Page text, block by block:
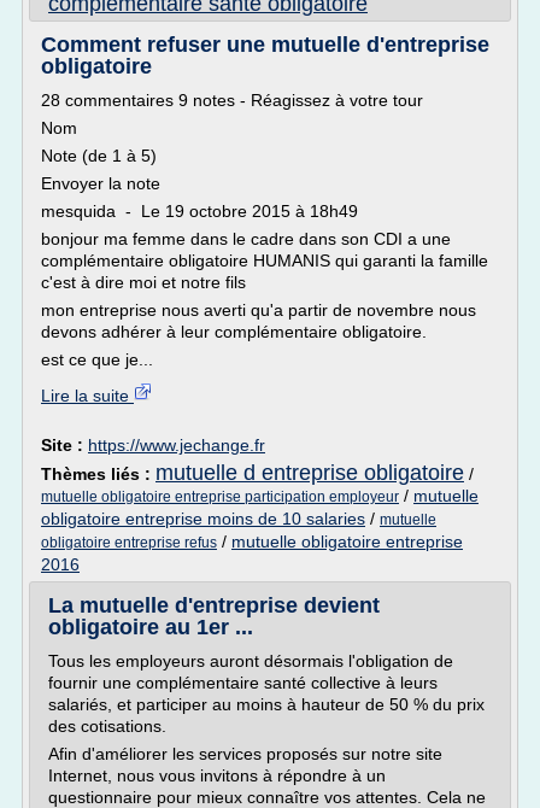
Comment refuser une mutuelle d'entreprise
obligatoire
28 commentaires 9 notes - Réagissez à votre tour
Nom
Note (de 1 à 5)
Envoyer la note
mesquida - Le 19 octobre 2015 à 18h49
bonjour ma femme dans le cadre dans son CDI a une
complémentaire obligatoire HUMANIS qui garanti la famille
c'est à dire moi et notre fils
mon entreprise nous averti qu'a partir de novembre nous
devons adhérer à leur complémentaire obligatoire.
est ce que je...
Lire la suite
Site : https://www.jechange.fr
Thèmes liés : mutuelle d entreprise obligatoire /
mutuelle obligatoire entreprise participation employeur / mutuelle
obligatoire entreprise moins de 10 salaries / mutuelle
obligatoire entreprise refus / mutuelle obligatoire entreprise
2016
La mutuelle d'entreprise devient
obligatoire au 1er ...
Tous les employeurs auront désormais l'obligation de
fournir une complémentaire santé collective à leurs
salariés, et participer au moins à hauteur de 50 % du prix
des cotisations.
Afin d'améliorer les services proposés sur notre site
Internet, nous vous invitons à répondre à un
questionnaire pour mieux connaître vos attentes. Cela ne